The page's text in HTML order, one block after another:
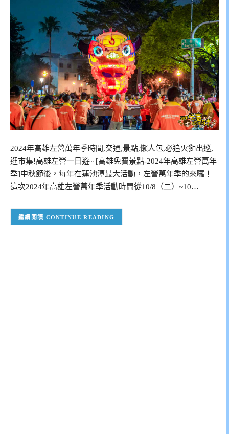
2024年高雄左營萬年季時間,交通,景點,懶人包,必追火獅出巡,
逛市集!高雄左營一日遊~ [高雄免費景點-2024年高雄左營萬年
季]中秋節後，每年在蓮池潭最大活動，左營萬年季的來囉！
這次2024年高雄左營萬年季活動時間從10/8（二）~10…
CONTINUE READING